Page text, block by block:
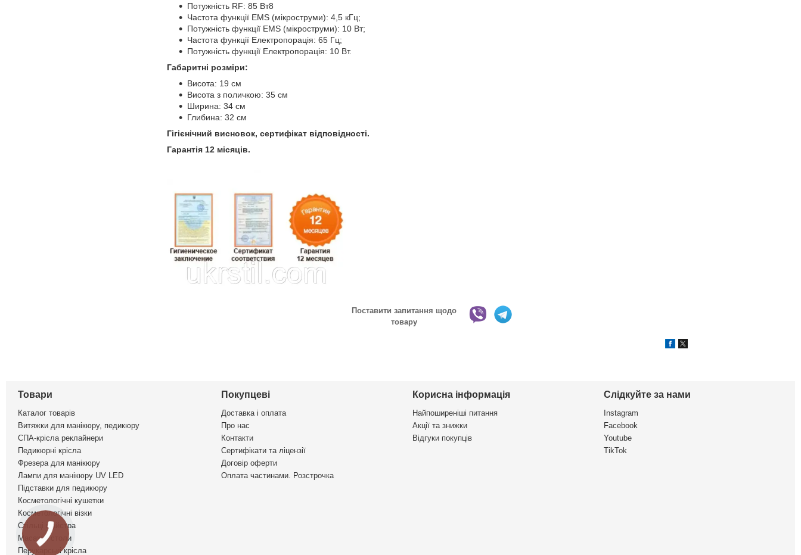
Потужність RF: 85 Вт8
Частота функції EMS (мікроструми): 4,5 кГц;
Потужність функції EMS (мікроструми): 10 Вт;
Частота функції Електропорація: 65 Гц;
Потужність функції Електропорація: 10 Вт.
Габаритні розміри:
Висота: 19 см
Висота з поличкою: 35 см
Ширина: 34 см
Глибина: 32 см
Гігієнічний висновок, сертифікат відповідності.
Гарантія 12 місяців.
Поставити запитання щодо
товару
Товари
Каталог товарів
Витяжки для манікюру, педикюру
СПА-крісла реклайнери
Педикюрні крісла
Фрезера для манікюру
Лампи для манікюру UV LED
Підставки для педикюру
Косметологічні кушетки
Косметологічні візки
Стільці майстра
Масажні столи
Перукарські крісла
Покупцеві
Доставка і оплата
Про нас
Контакти
Сертифікати та ліцензії
Договір оферти
Оплата частинами. Розстрочка
Корисна інформація
Найпоширеніші питання
Акції та знижки
Відгуки покупців
Слідкуйте за нами
Instagram
Facebook
Youtube
TikTok